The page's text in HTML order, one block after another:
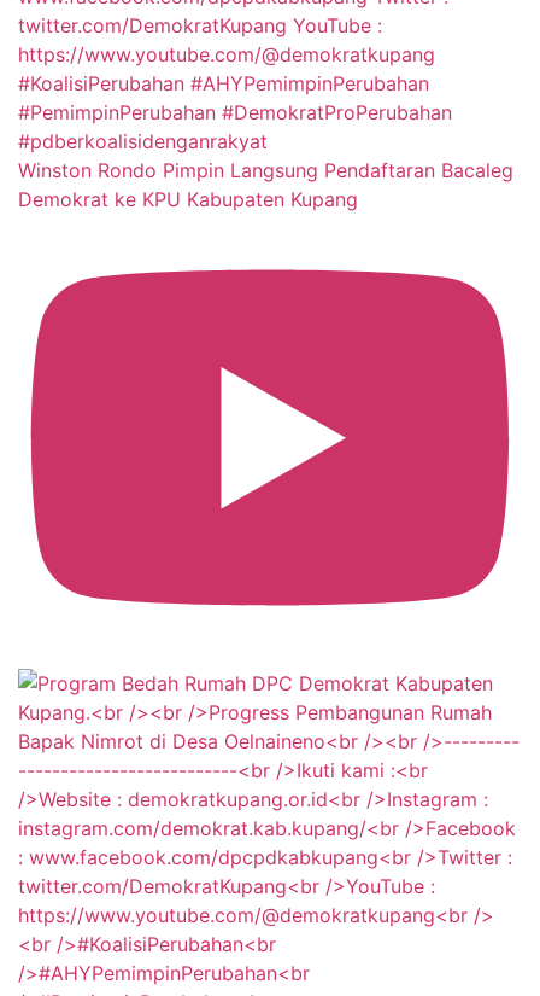
Winston Rondo Pimpin Langsung Pendaftaran Bacaleg
Demokrat ke KPU Kabupaten Kupang